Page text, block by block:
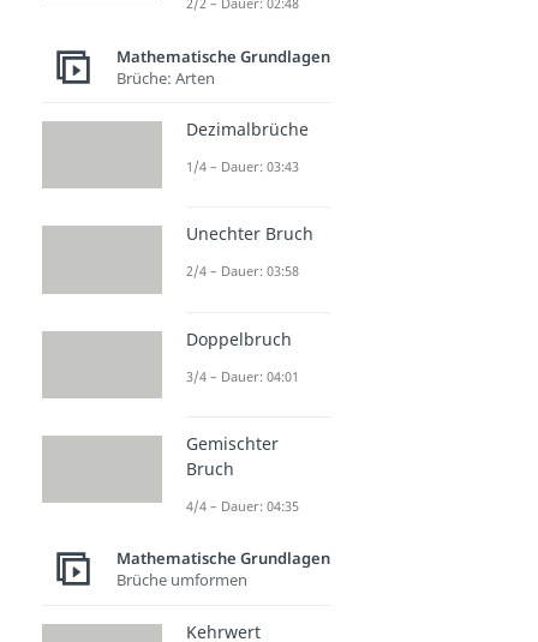
Mathematische Grundlagen
Brüche: Arten
Dezimalbrüche
1/4 – Dauer: 03:43
Unechter Bruch
2/4 – Dauer: 03:58
Doppelbruch
3/4 – Dauer: 04:01
Gemischter
Bruch
4/4 – Dauer: 04:35
Mathematische Grundlagen
Brüche umformen
Kehrwert